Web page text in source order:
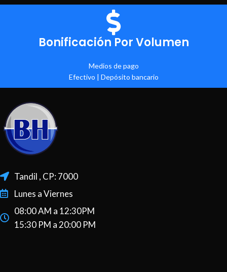
Bonificación Por Volumen
Medios de pago
Efectivo | Depósito bancario
Tandil , CP: 7000
Lunes a Viernes
08:00 AM a 12:30PM
15:30 PM a 20:00 PM